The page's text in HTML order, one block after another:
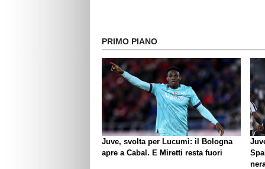
PRIMO PIANO
Juve, svolta per Lucumì: il Bologna
apre a Cabal. E Miretti resta fuori